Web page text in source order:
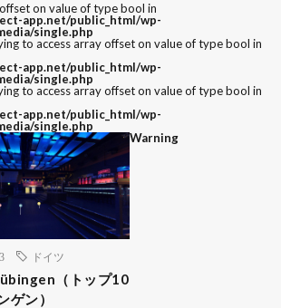
on value of type bool in
app.net/public_html/wp-
single.php
to access array offset on value of type bool in
app.net/public_html/wp-
single.php
to access array offset on value of type bool in
app.net/public_html/wp-
single.php
ドイツ
（トップ10
ゲン）
Warning